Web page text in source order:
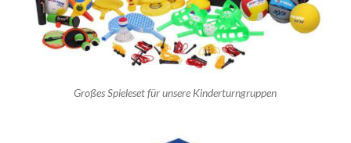
Großes Spieleset für unsere Kinderturngruppen